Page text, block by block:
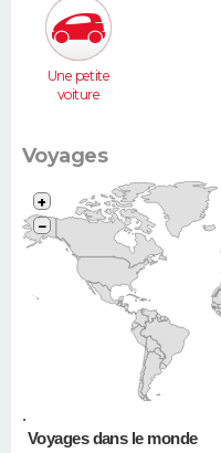
Une petite
voiture
Voyages
•
+
−
Voyages dans le monde